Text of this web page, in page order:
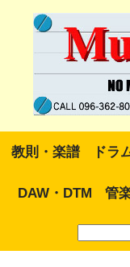
教則・楽譜 ドラ
DAW・DTM 管